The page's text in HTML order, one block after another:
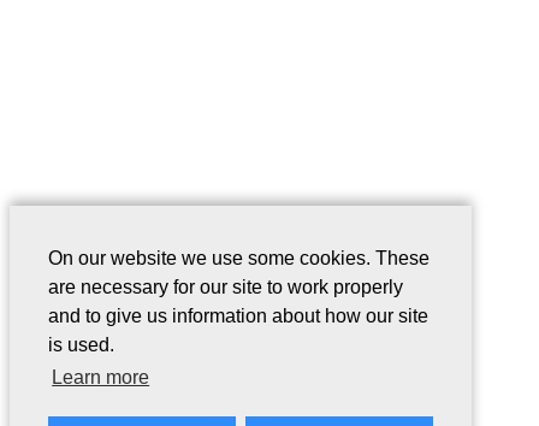
On our website we use some cookies. These
are necessary for our site to work properly
and to give us information about how our site
is used.
Learn more